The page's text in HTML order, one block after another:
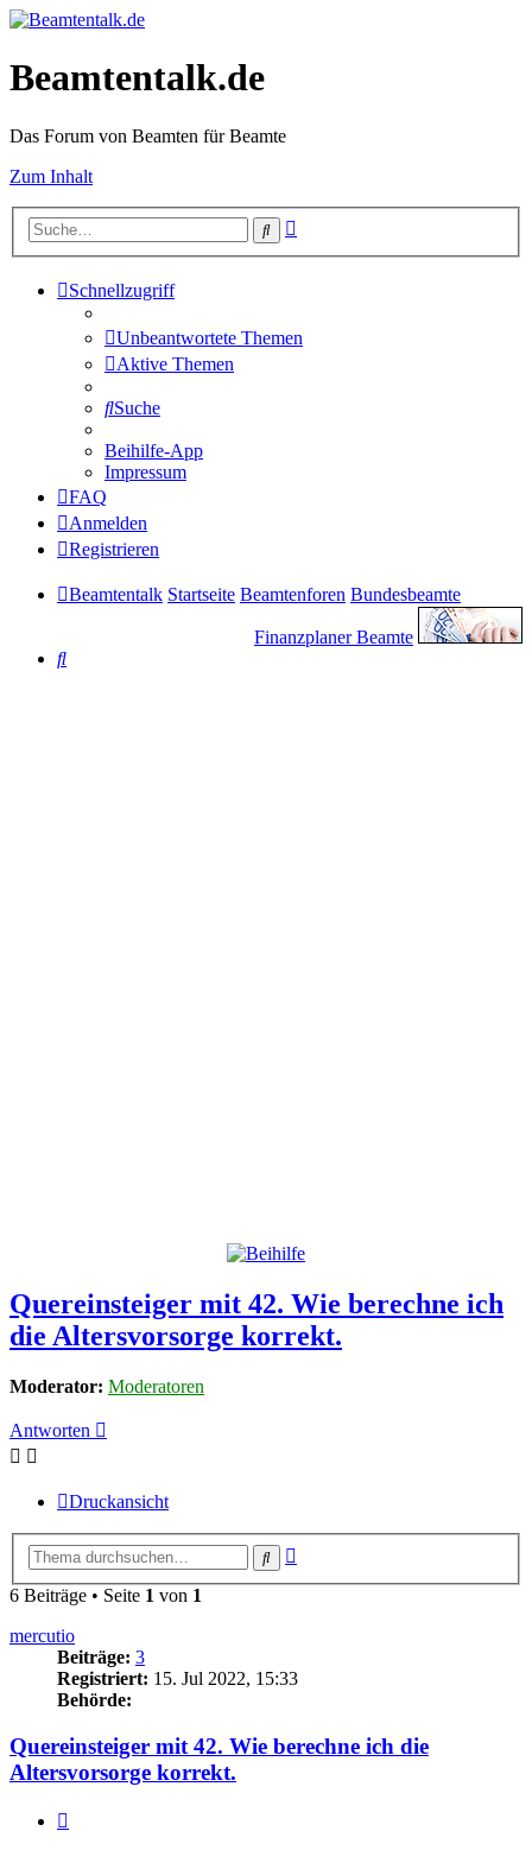
Beamtentalk.de
Das Forum von Beamten für Beamte
Zum Inhalt
Suche
Schnellzugriff
Unbeantwortete Themen
Aktive Themen
Suche
Beihilfe-App
Impressum
FAQ
Anmelden
Registrieren
Beamtentalk Startseite Beamtenforen Bundesbeamte
Finanzplaner Beamte
Suche
Quereinsteiger mit 42. Wie berechne ich
die Altersvorsorge korrekt.
Moderator: Moderatoren
Antworten
Druckansicht
Suche
6 Beiträge • Seite 1 von 1
mercutio
Beiträge: 3
Registriert: 15. Jul 2022, 15:33
Behörde:
Quereinsteiger mit 42. Wie berechne ich die
Altersvorsorge korrekt.